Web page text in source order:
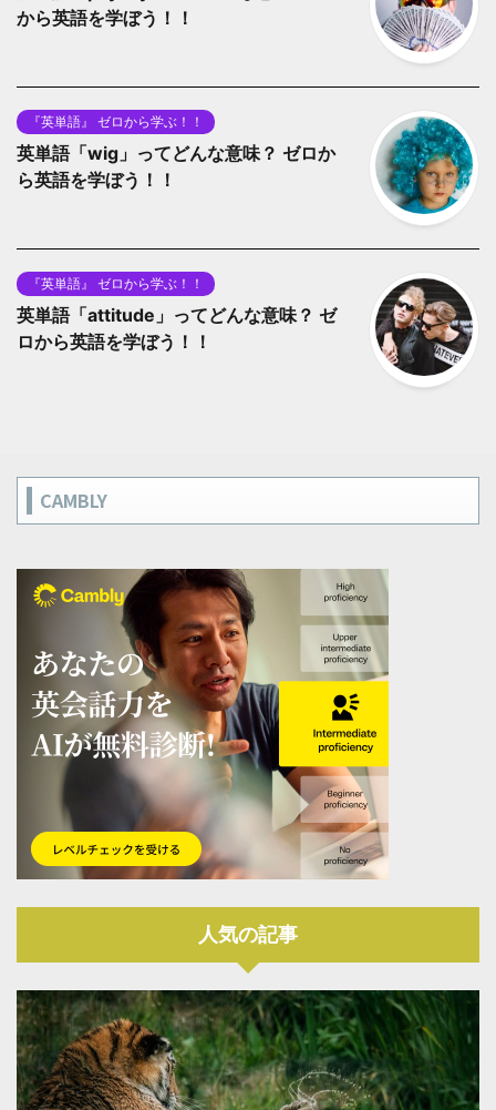
から英語を学ぼう！！
『英単語』 ゼロから学ぶ！！
英単語「wig」ってどんな意味？ ゼロか
ら英語を学ぼう！！
『英単語』 ゼロから学ぶ！！
英単語「attitude」ってどんな意味？ ゼ
ロから英語を学ぼう！！
CAMBLY
人気の記事